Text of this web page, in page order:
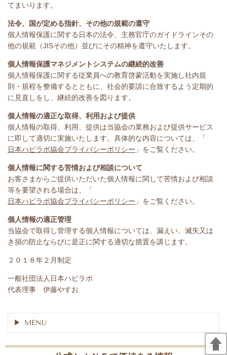
てまいります。
法令、国が定める指針、その他の規範の遵守
個人情報保護に関する日本の法令、主務官庁のガイドラインその
他の規範（JISその他）並びにその精神を遵守いたします。
個人情報保護マネジメントシステムの継続的改善
個人情報保護に関する従業員への教育啓蒙活動を実施し社内規
則・規程を整備するとともに、社会的要請に合致するよう定期的
に見直しをし、継続的改善を図ります。
個人情報の適正な取得、利用および提供
個人情報の取得、利用、提供は当協会の業務および提供サービス
に即して適切に実施いたします。具体的な内容については、「
日本ハピラボ協会プライバシーポリシー 」をご覧ください。
個人情報に関する苦情および相談について
お客さまからご提供いただいた個人情報に関して苦情および相談
等を要望される場合は、「
日本ハピラボ協会プライバシーポリシー 」をご覧ください。
個人情報の適正管理
当協会で取得し管理する個人情報については、漏えい、滅失又は
き損の防止ならびに是正に関する適切な措置を講じます。
２０１８年２月制定
一般社団法人日本ハピラボ
代表理事 伊藤やすお
MENU